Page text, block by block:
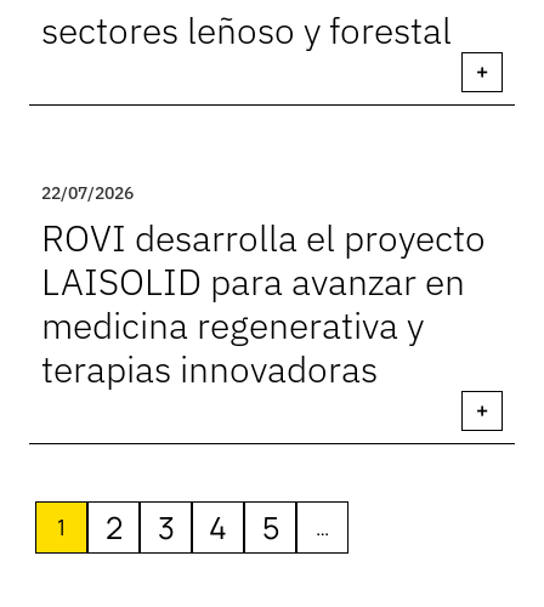
sectores leñoso y forestal
+
22/07/2026
ROVI desarrolla el proyecto
LAISOLID para avanzar en
medicina regenerativa y
terapias innovadoras
+
1 2 3 4 5 …